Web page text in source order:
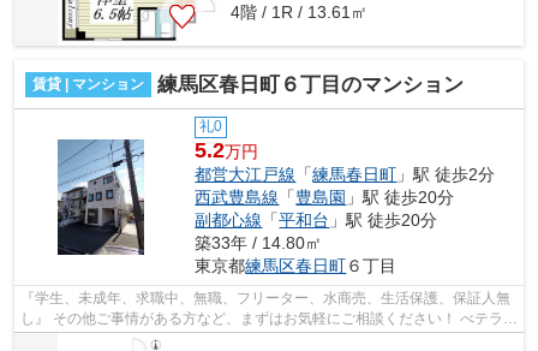
4階 / 1R / 13.61㎡
賃貸 | マンション 練馬区春日町６丁目のマンション
礼0
5.2万円
都営大江戸線 「練馬春日町 」駅 徒歩2分
西武豊島線 「豊島園 」駅 徒歩20分
副都心線 「平和台 」駅 徒歩20分
築33年 / 14.80㎡
東京都練馬区春日町６丁目
『学生、未成年、求職中、無職、フリーター、水商売、生活保護、保証人無
し』 その他ご事情がある方など、まずはお気軽にご相談ください！ べテラン
スタッフが対応致しますのでご希望...